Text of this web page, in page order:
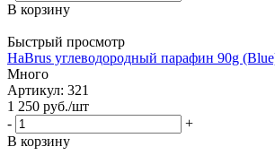
В корзину
Быстрый просмотр
HaBrus углеводородный парафин 90g
Много
Артикул: 321
1 250 руб./шт
-
+
В корзину